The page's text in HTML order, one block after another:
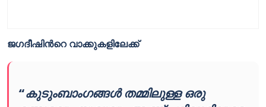
ജഗദീഷിൻറെ വാക്കുകളിലേക്ക്
“കുടുംബാംഗങ്ങൾ തമ്മിലുള്ള ഒരു